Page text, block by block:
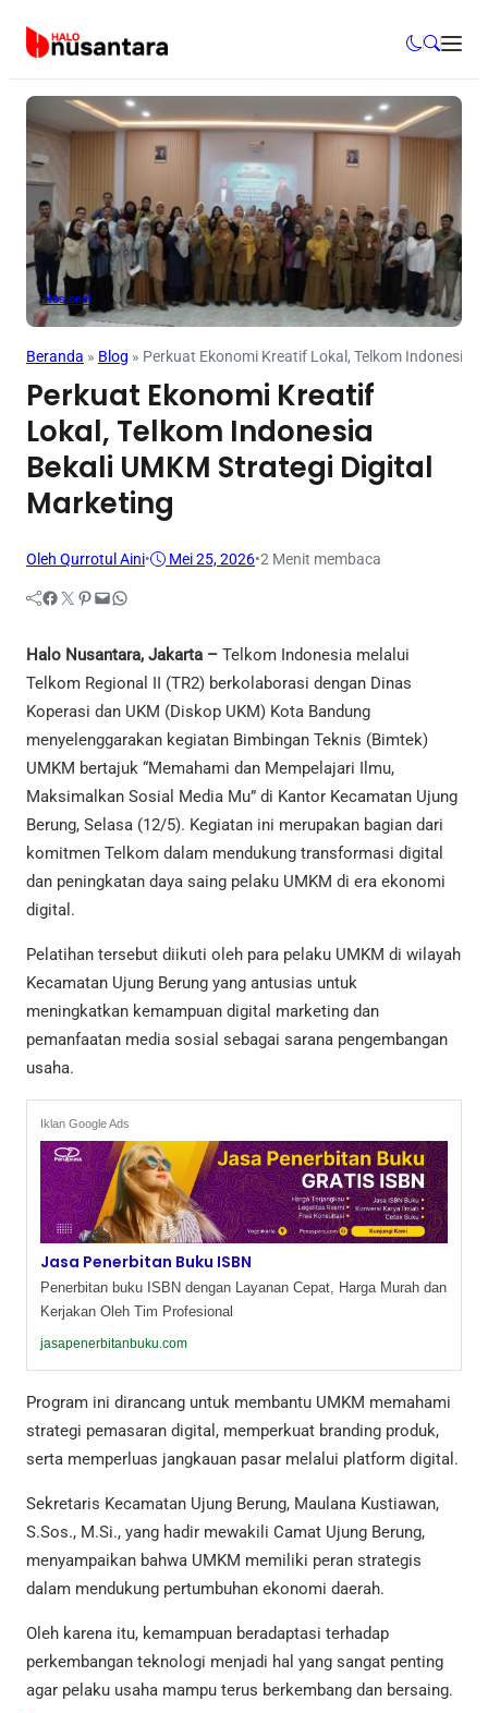
Nasional
Beranda » Blog » Perkuat Ekonomi Kreatif Lokal, Telkom Indonesia
Perkuat Ekonomi Kreatif
Lokal, Telkom Indonesia
Bekali UMKM Strategi Digital
Marketing
Oleh Qurrotul Aini• Mei 25, 2026•2 Menit membaca
Facebook Twitter Pinterest Mail WhatsApp
Halo Nusantara, Jakarta – Telkom Indonesia melalui
Telkom Regional II (TR2) berkolaborasi dengan Dinas
Koperasi dan UKM (Diskop UKM) Kota Bandung
menyelenggarakan kegiatan Bimbingan Teknis (Bimtek)
UMKM bertajuk “Memahami dan Mempelajari Ilmu,
Maksimalkan Sosial Media Mu” di Kantor Kecamatan Ujung
Berung, Selasa (12/5). Kegiatan ini merupakan bagian dari
komitmen Telkom dalam mendukung transformasi digital
dan peningkatan daya saing pelaku UMKM di era ekonomi
digital.
Pelatihan tersebut diikuti oleh para pelaku UMKM di wilayah
Kecamatan Ujung Berung yang antusias untuk
meningkatkan kemampuan digital marketing dan
pemanfaatan media sosial sebagai sarana pengembangan
usaha.
Iklan Google Ads
Jasa Penerbitan Buku ISBN
Penerbitan buku ISBN dengan Layanan Cepat, Harga Murah dan
Kerjakan Oleh Tim Profesional
jasapenerbitanbuku.com
Program ini dirancang untuk membantu UMKM memahami
strategi pemasaran digital, memperkuat branding produk,
serta memperluas jangkauan pasar melalui platform digital.
Sekretaris Kecamatan Ujung Berung, Maulana Kustiawan,
S.Sos., M.Si., yang hadir mewakili Camat Ujung Berung,
menyampaikan bahwa UMKM memiliki peran strategis
dalam mendukung pertumbuhan ekonomi daerah.
Oleh karena itu, kemampuan beradaptasi terhadap
perkembangan teknologi menjadi hal yang sangat penting
agar pelaku usaha mampu terus berkembang dan bersaing.